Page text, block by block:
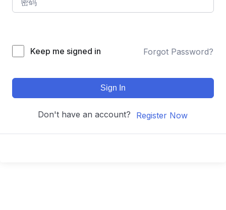
Keep me signed in Forgot Password?
Sign In
Don't have an account? Register Now